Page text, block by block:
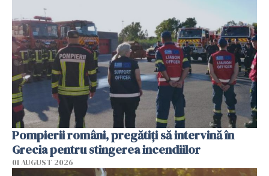
Pompierii români, pregătiţi să intervină în
Grecia pentru stingerea incendiilor
01 AUGUST 2026